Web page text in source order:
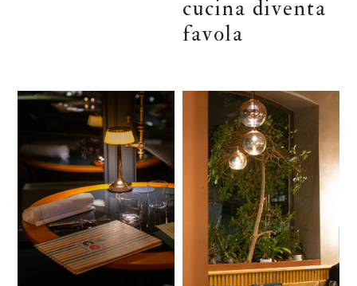
cucina diventa
favola